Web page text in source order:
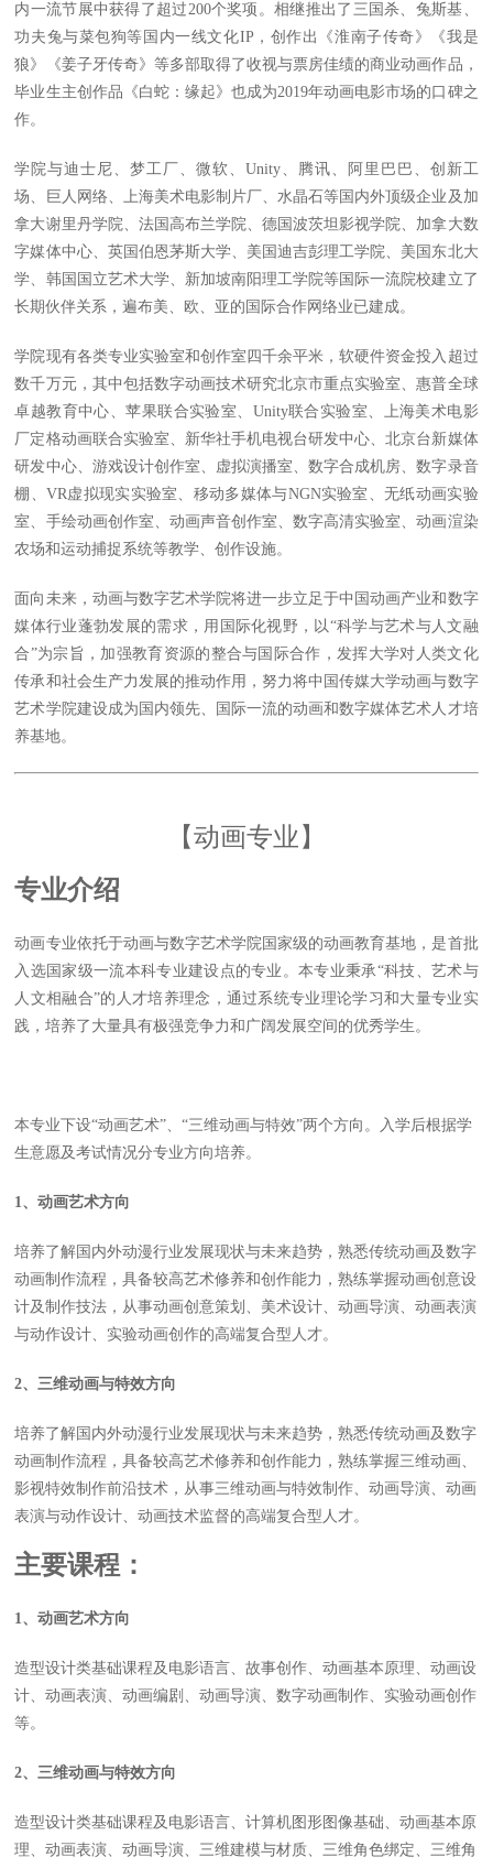
内一流节展中获得了超过200个奖项。相继推出了三国杀、兔斯基、
功夫兔与菜包狗等国内一线文化IP，创作出《淮南子传奇》《我是
狼》《姜子牙传奇》等多部取得了收视与票房佳绩的商业动画作品，
毕业生主创作品《白蛇：缘起》也成为2019年动画电影市场的口碑之
作。
学院与迪士尼、梦工厂、微软、Unity、腾讯、阿里巴巴、创新工
场、巨人网络、上海美术电影制片厂、水晶石等国内外顶级企业及加
拿大谢里丹学院、法国高布兰学院、德国波茨坦影视学院、加拿大数
字媒体中心、英国伯恩茅斯大学、美国迪吉彭理工学院、美国东北大
学、韩国国立艺术大学、新加坡南阳理工学院等国际一流院校建立了
长期伙伴关系，遍布美、欧、亚的国际合作网络业已建成。
学院现有各类专业实验室和创作室四千余平米，软硬件资金投入超过
数千万元，其中包括数字动画技术研究北京市重点实验室、惠普全球
卓越教育中心、苹果联合实验室、Unity联合实验室、上海美术电影
厂定格动画联合实验室、新华社手机电视台研发中心、北京台新媒体
研发中心、游戏设计创作室、虚拟演播室、数字合成机房、数字录音
棚、VR虚拟现实实验室、移动多媒体与NGN实验室、无纸动画实验
室、手绘动画创作室、动画声音创作室、数字高清实验室、动画渲染
农场和运动捕捉系统等教学、创作设施。
面向未来，动画与数字艺术学院将进一步立足于中国动画产业和数字
媒体行业蓬勃发展的需求，用国际化视野，以“科学与艺术与人文融
合”为宗旨，加强教育资源的整合与国际合作，发挥大学对人类文化
传承和社会生产力发展的推动作用，努力将中国传媒大学动画与数字
艺术学院建设成为国内领先、国际一流的动画和数字媒体艺术人才培
养基地。
【动画专业】
专业介绍
动画专业依托于动画与数字艺术学院国家级的动画教育基地，是首批
入选国家级一流本科专业建设点的专业。本专业秉承“科技、艺术与
人文相融合”的人才培养理念，通过系统专业理论学习和大量专业实
践，培养了大量具有极强竞争力和广阔发展空间的优秀学生。
本专业下设“动画艺术”、“三维动画与特效”两个方向。入学后根据学
生意愿及考试情况分专业方向培养。
1、动画艺术方向
培养了解国内外动漫行业发展现状与未来趋势，熟悉传统动画及数字
动画制作流程，具备较高艺术修养和创作能力，熟练掌握动画创意设
计及制作技法，从事动画创意策划、美术设计、动画导演、动画表演
与动作设计、实验动画创作的高端复合型人才。
2、三维动画与特效方向
培养了解国内外动漫行业发展现状与未来趋势，熟悉传统动画及数字
动画制作流程，具备较高艺术修养和创作能力，熟练掌握三维动画、
影视特效制作前沿技术，从事三维动画与特效制作、动画导演、动画
表演与动作设计、动画技术监督的高端复合型人才。
主要课程：
1、动画艺术方向
造型设计类基础课程及电影语言、故事创作、动画基本原理、动画设
计、动画表演、动画编剧、动画导演、数字动画制作、实验动画创作
等。
2、三维动画与特效方向
造型设计类基础课程及电影语言、计算机图形图像基础、动画基本原
理、动画表演、动画导演、三维建模与材质、三维角色绑定、三维角